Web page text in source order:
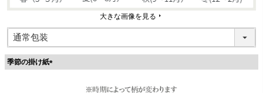
大きな画像を見る
季節の掛け紙